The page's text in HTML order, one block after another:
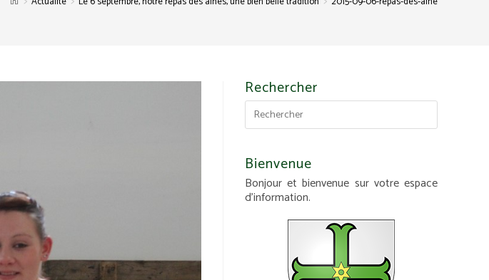
Rechercher
Bienvenue
Bonjour et bienvenue sur votre espace
d'information.